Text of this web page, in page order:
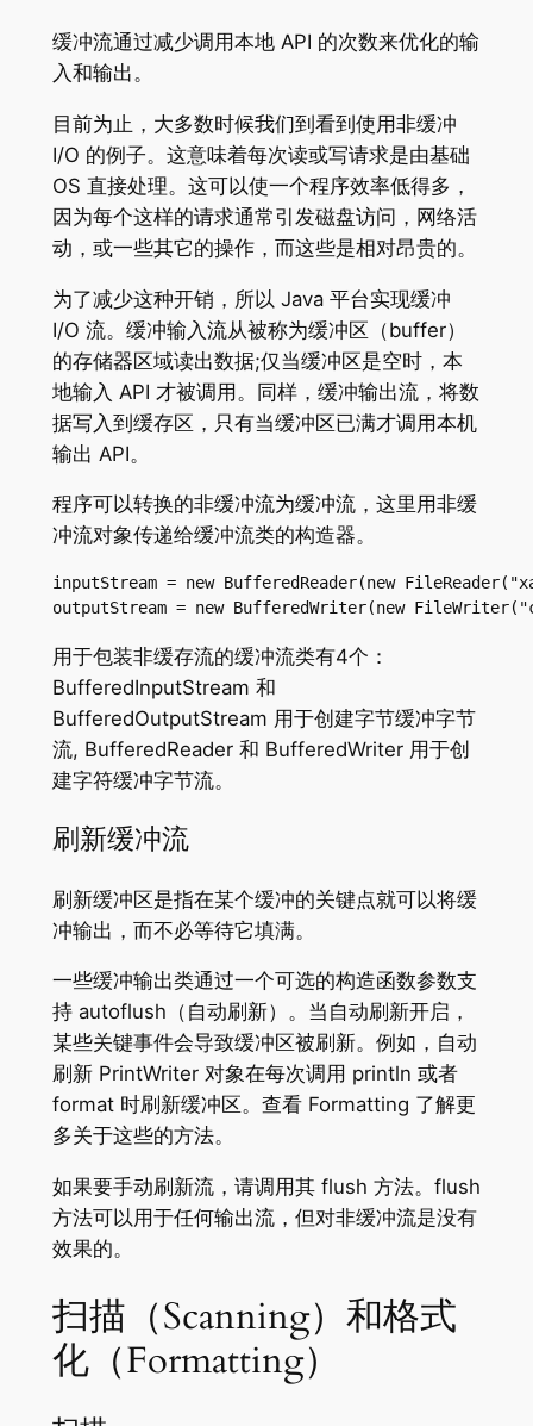
缓冲流通过减少调用本地 API 的次数来优化的输
入和输出。
目前为止，大多数时候我们到看到使用非缓冲
I/O 的例子。这意味着每次读或写请求是由基础
OS 直接处理。这可以使一个程序效率低得多，
因为每个这样的请求通常引发磁盘访问，网络活
动，或一些其它的操作，而这些是相对昂贵的。
为了减少这种开销，所以 Java 平台实现缓冲
I/O 流。缓冲输入流从被称为缓冲区（buffer）
的存储器区域读出数据;仅当缓冲区是空时，本
地输入 API 才被调用。同样，缓冲输出流，将数
据写入到缓存区，只有当缓冲区已满才调用本机
输出 API。
程序可以转换的非缓冲流为缓冲流，这里用非缓
冲流对象传递给缓冲流类的构造器。
inputStream = new BufferedReader(new
outputStream = new BufferedWriter(new
用于包装非缓存流的缓冲流类有4个：
BufferedInputStream 和
BufferedOutputStream 用于创建字节缓冲字节
流, BufferedReader 和 BufferedWriter 用于创
建字符缓冲字节流。
刷新缓冲流
刷新缓冲区是指在某个缓冲的关键点就可以将缓
冲输出，而不必等待它填满。
一些缓冲输出类通过一个可选的构造函数参数支
持 autoflush（自动刷新）。当自动刷新开启，
某些关键事件会导致缓冲区被刷新。例如，自动
刷新 PrintWriter 对象在每次调用 println 或者
format 时刷新缓冲区。查看 Formatting 了解更
多关于这些的方法。
如果要手动刷新流，请调用其 flush 方法。flush
方法可以用于任何输出流，但对非缓冲流是没有
效果的。
扫描（Scanning）和格式
化（Formatting）